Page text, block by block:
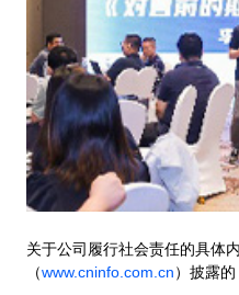
关于公司履行社会责任的具体
（www.cninfo.com.cn）披露的